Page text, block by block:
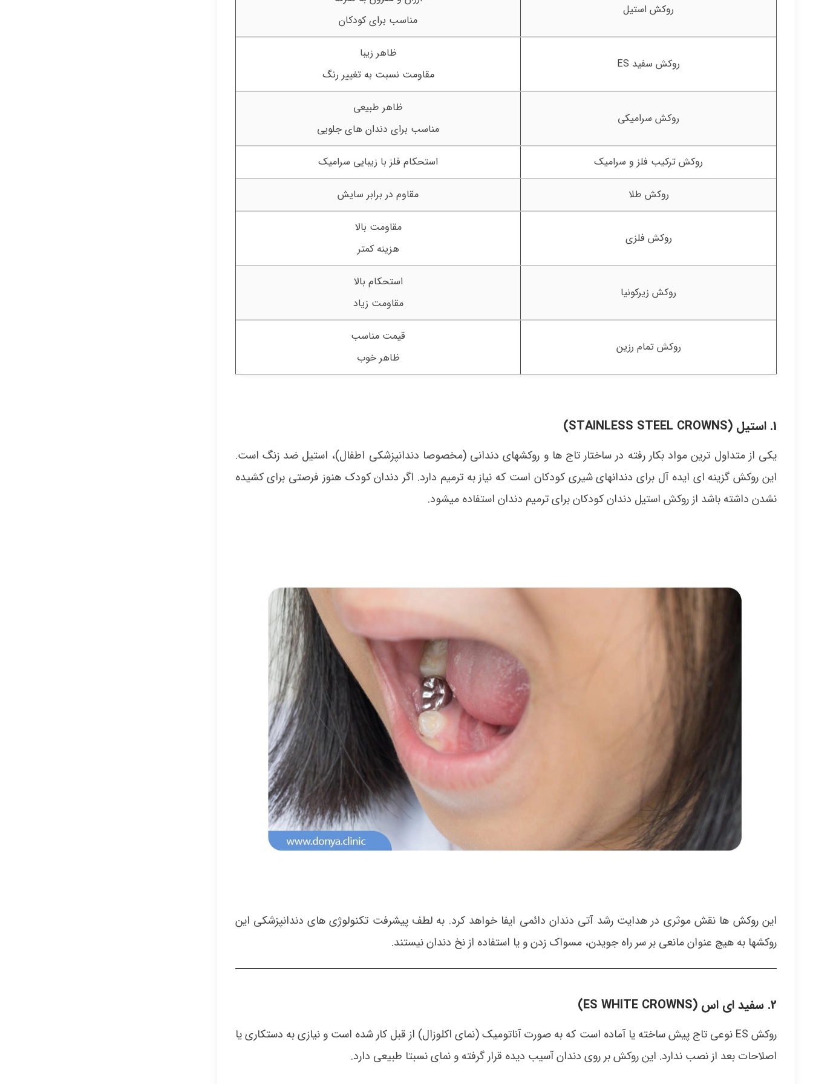
روکش استیل
مناسب برای کودکان
روکش سفید ES
ظاهر زیبا
مقاومت نسبت به تغییر رنگ
روکش سرامیکی
ظاهر طبیعی
مناسب برای دندان های جلویی
روکش ترکیب فلز و سرامیک استحکام فلز با زیبایی سرامیک
روکش طلا مقاوم در برابر سایش
روکش فلزی
مقاومت بالا
هزینه کمتر
روکش زیرکونیا
استحکام بالا
مقاومت زیاد
روکش تمام رزین
قیمت مناسب
ظاهر خوب
1. استیل ( STAINLESS STEEL CROWNS)
یکی از متداول ترین مواد بکار رفته در ساختار تاج ها و روکشهای دندانی (مخصوصا دندانپزشکی اطفال)، استیل ضد زنگ است.
این روکش گزینه ای ایده آل برای دندانهای شیری کودکان است که نیاز به ترمیم دارد. اگر دندان کودک هنوز فرصتی برای کشیده
نشدن داشته باشد از روکش استیل دندان کودکان برای ترمیم دندان استفاده میشود.
این روکش ها نقش موثری در هدایت رشد آتی دندان دائمی ایفا خواهد کرد. به لطف پیشرفت تکنولوژی های دندانپزشکی این
روکشها به هیچ عنوان مانعی بر سر راه جویدن، مسواک زدن و یا استفاده از نخ دندان نیستند.
2. سفید ای اس ( ES WHITE CROWNS)
روکش ES نوعی تاج پیش ساخته یا آماده است که به صورت آناتومیک (نمای اکلوزال) از قبل کار شده است و نیازی به دستکاری یا
اصلاحات بعد از نصب ندارد. این روکش بر روی دندان آسیب دیده قرار گرفته و نمای نسبتا طبیعی دارد.